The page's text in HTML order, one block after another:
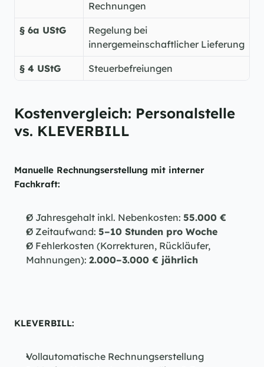
Rechnungen
§ 6a UStG
Regelung bei
innergemeinschaftlicher Lieferung
§ 4 UStG Steuerbefreiungen
Kostenvergleich: Personalstelle
vs. KLEVERBILL
Manuelle Rechnungserstellung mit interner
Fachkraft:
Ø Jahresgehalt inkl. Nebenkosten: 55.000 €
Ø Zeitaufwand: 5–10 Stunden pro Woche
Ø Fehlerkosten (Korrekturen, Rückläufer,
Mahnungen): 2.000–3.000 € jährlich
KLEVERBILL:
Vollautomatische Rechnungserstellung